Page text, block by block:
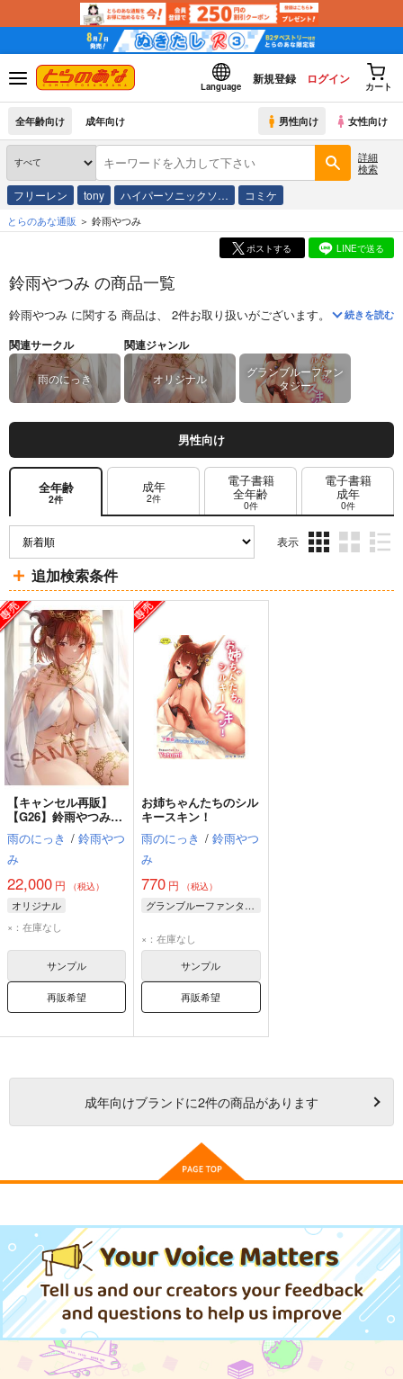
Language
新規登録 ログイン
カート
全年齢向け 成年向け 男性向け 女性向け
詳細
検索
フリーレン tony ハイパーソニックソ… コミケ
とらのあな通販 鈴雨やつみ
ポストする LINEで送る
鈴雨やつみ の商品一覧
鈴雨やつみ に関する 商品は、 2件お取り扱いがございます。「【キャン
続きを読む
関連サークル
雨のにっき
関連ジャンル
オリジナル
グランブルーファン
タジー
男性向け
全年齢
2件
成年
2件
電子書籍
全年齢
0件
電子書籍
成年
0件
表示
ム
ム
ム
追加検索条件
【キャンセル再販】
【G26】鈴雨やつみ_A
高精彩複製原画（額装
付き）
雨のにっき / 鈴雨やつ
み
22,000 円 （税込）
オリジナル
×：在庫なし
サンプル
再販希望
お姉ちゃんたちのシル
キースキン！
雨のにっき / 鈴雨やつ
み
770 円 （税込）
グランブルーファンタジー
×：在庫なし
サンプル
再販希望
成年向けブランドに2件の商品があります